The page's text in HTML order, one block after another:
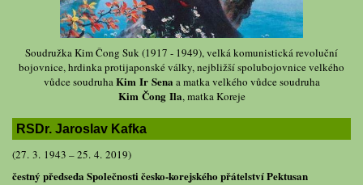
Soudružka Kim Čong Suk (1917 - 1949), velká komunistická revoluční
bojovnice, hrdinka protijaponské války, nejbližší spolubojovnice velkého
vůdce soudruhaKim Ir Sena a matka velkého vůdce soudruha
Kim Čong Ila, matka Koreje
RSDr. Jaroslav Kafka
(27. 3. 1943 – 25. 4. 2019)
čestný předseda Společnosti česko-korejského přátelství Pektusan